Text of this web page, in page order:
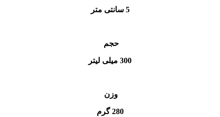
5 سانتی متر
حجم
300 میلی لیتر
وزن
280 گرم